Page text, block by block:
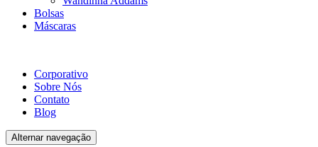
Bolsas
Máscaras
Corporativo
Sobre Nós
Contato
Blog
Alternar navegação